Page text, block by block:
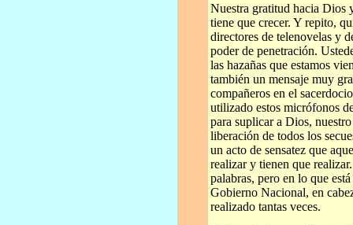
Nuestra gratitud hacia Dios
tiene que crecer. Y repito,
directores de telenovelas y
poder de penetración.
las hazañas que estamos
también un mensaje muy
compañeros en el
utilizado estos micrófonos
para suplicar a Dios,
liberación de todos los
un acto de sensatez que
realizar y tienen que
palabras, pero en lo que
Gobierno Nacional, en
realizado tantas veces.